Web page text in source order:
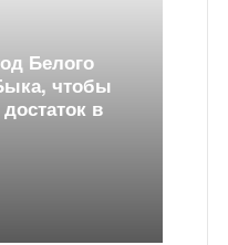
В чем встречать